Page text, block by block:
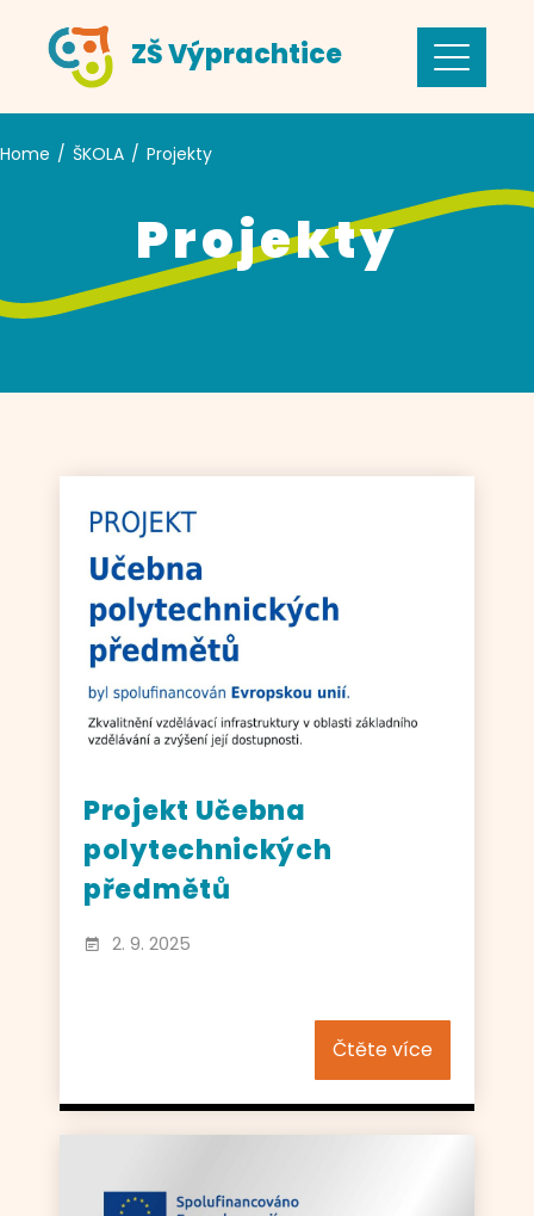
ZŠ Výprachtice
Projekty
Home ŠKOLA Projekty
Projekt Učebna
polytechnických
předmětů
2. 9. 2025
Čtěte více